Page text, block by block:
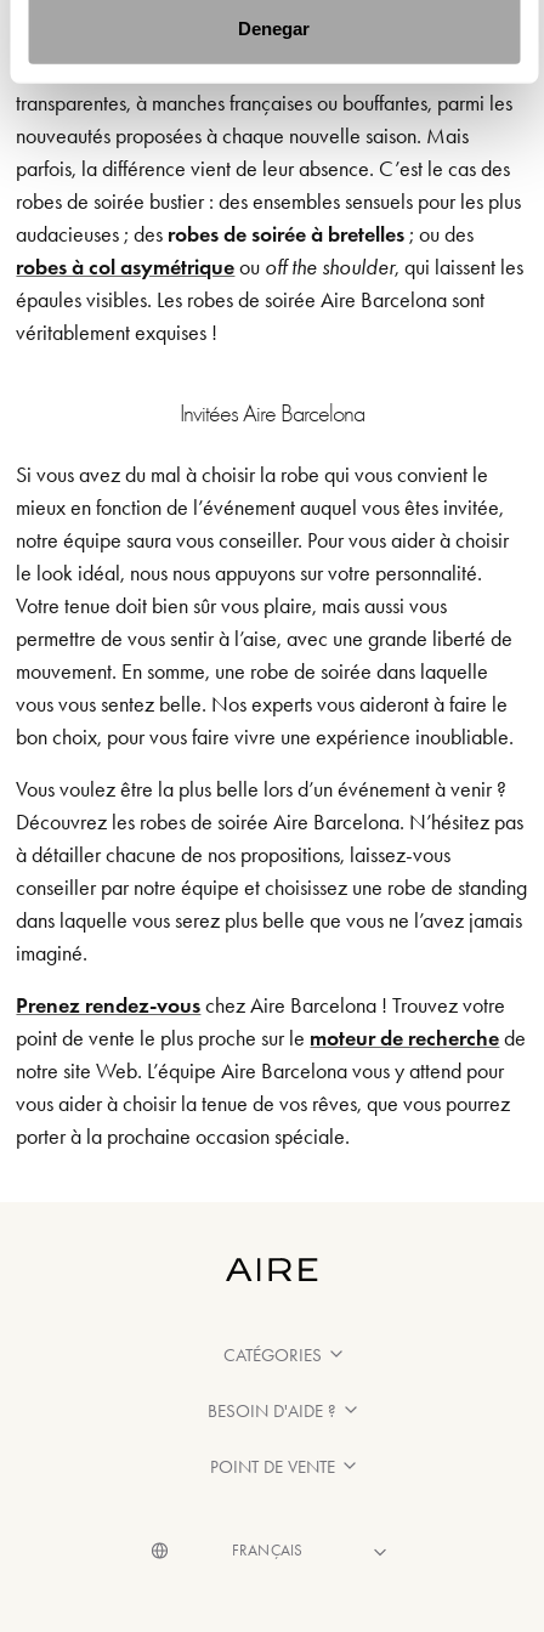
Denegar
robes de soirée à manches
longues, à manches courtes, à manches en dentelle ou
transparentes, à manches françaises ou bouffantes, parmi les
nouveautés proposées à chaque nouvelle saison. Mais
parfois, la différence vient de leur absence. C’est le cas des
robes de soirée bustier : des ensembles sensuels pour les plus
audacieuses ; des robes de soirée à bretelles ; ou des
robes à col asymétriqueou off the shoulder, qui laissent les
épaules visibles. Les robes de soirée Aire Barcelona sont
véritablement exquises !
Invitées Aire Barcelona
Si vous avez du mal à choisir la robe qui vous convient le
mieux en fonction de l’événement auquel vous êtes invitée,
notre équipe saura vous conseiller. Pour vous aider à choisir
le look idéal, nous nous appuyons sur votre personnalité.
Votre tenue doit bien sûr vous plaire, mais aussi vous
permettre de vous sentir à l’aise, avec une grande liberté de
mouvement. En somme, une robe de soirée dans laquelle
vous vous sentez belle. Nos experts vous aideront à faire le
bon choix, pour vous faire vivre une expérience inoubliable.
Vous voulez être la plus belle lors d’un événement à venir ?
Découvrez les robes de soirée Aire Barcelona. N’hésitez pas
à détailler chacune de nos propositions, laissez-vous
conseiller par notre équipe et choisissez une robe de standing
dans laquelle vous serez plus belle que vous ne l’avez jamais
imaginé.
Prenez rendez-vouschez Aire Barcelona ! Trouvez votre
point de vente le plus proche sur le moteur de recherchede
notre site Web. L’équipe Aire Barcelona vous y attend pour
vous aider à choisir la tenue de vos rêves, que vous pourrez
porter à la prochaine occasion spéciale.
CATÉGORIES
BESOIN D'AIDE ?
POINT DE VENTE